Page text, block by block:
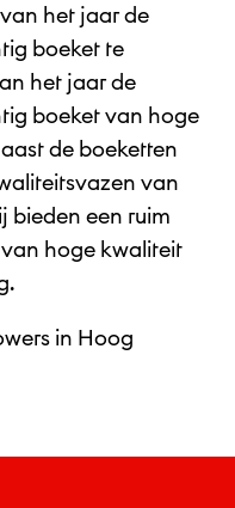
het jaar de
boeket te
het jaar de
boeket van hoge
de boeketten
van
bieden een ruim
hoge kwaliteit
in Hoog